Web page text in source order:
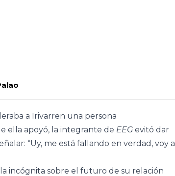
a Irivarren una persona
ella apoyó, la integrante de EEG evitó dar
“Uy, me está fallando en verdad, voy a
incógnita sobre el futuro de su relación